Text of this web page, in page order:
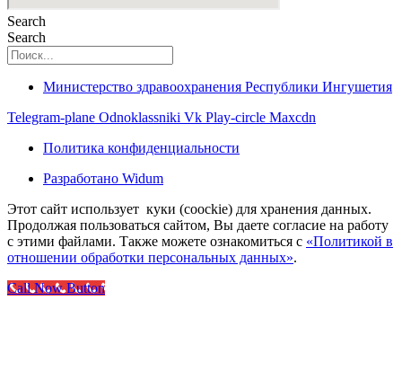
Search
Search
Министерство здравоохранения Республики Ингушетия
Telegram-plane Odnoklassniki Vk Play-circle Maxcdn
Политика конфиденциальности
Разработано Widum
Этот сайт использует куки (coockie) для хранения данных.
Продолжая пользоваться сайтом, Вы даете согласие на работу
с этими файлами. Также можете ознакомиться с «Политикой в
отношении обработки персональных данных».
Call Now Button